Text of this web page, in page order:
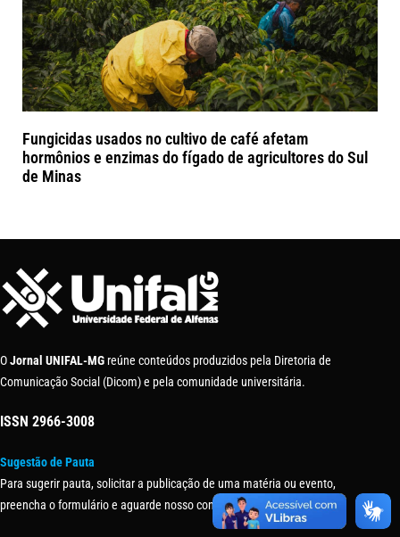
Fungicidas usados no cultivo de café afetam
hormônios e enzimas do fígado de agricultores do Sul
de Minas
OJornal UNIFAL-MG reúne conteúdos produzidos pela Diretoria de
Comunicação Social (Dicom) e pela comunidade universitária.
ISSN 2966-3008
Sugestão de Pauta
Para sugerir pauta, solicitar a publicação de uma matéria ou evento,
preencha o formulário e aguarde nosso contato.